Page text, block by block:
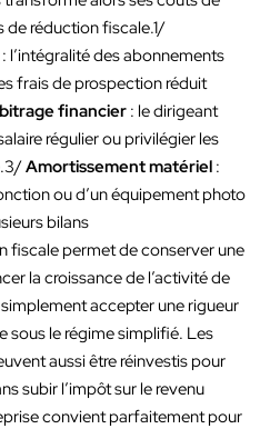
réduction fiscale.1/
: l’intégralité des abonnements
frais de prospection réduit
financier : le dirigeant
régulier ou privilégier les
Amortissement matériel :
ou d’un équipement photo
bilans
fiscale permet de conserver une
la croissance de l’activité de
accepter une rigueur
sous le régime simplifié. Les
aussi être réinvestis pour
subir l’impôt sur le revenu
convient parfaitement pour